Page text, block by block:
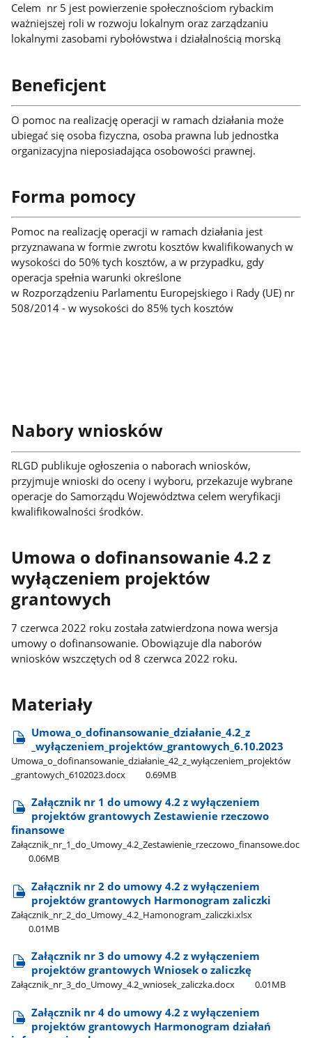
Celem nr 5 jest powierzenie społecznościom rybackim
ważniejszej roli w rozwoju lokalnym oraz zarządzaniu
lokalnymi zasobami rybołówstwa i działalnością morską
Beneficjent
O pomoc na realizację operacji w ramach działania może
ubiegać się osoba fizyczna, osoba prawna lub jednostka
organizacyjna nieposiadająca osobowości prawnej.
Forma pomocy
Pomoc na realizację operacji w ramach działania jest
przyznawana w formie zwrotu kosztów kwalifikowanych w
wysokości do 50% tych kosztów, a w przypadku, gdy
operacja spełnia warunki określone
w Rozporządzeniu Parlamentu Europejskiego i Rady (UE) nr
508/2014 - w wysokości do 85% tych kosztów
Nabory wniosków
RLGD publikuje ogłoszenia o naborach wniosków,
przyjmuje wnioski do oceny i wyboru, przekazuje wybrane
operacje do Samorządu Województwa celem weryfikacji
kwalifikowalności środków.
Umowa o dofinansowanie 4.2 z
wyłączeniem projektów
grantowych
7 czerwca 2022 roku została zatwierdzona nowa wersja
umowy o dofinansowanie. Obowiązuje dla naborów
wniosków wszczętych od 8 czerwca 2022 roku.
Materiały
Umowa​_o​_dofinansowanie​_działanie​_4.2​_z​
_wyłączeniem​_projektów​_grantowych​_6.10.2023
Umowa​_o​_dofinansowanie​_działanie​_42​_z​_wyłączeniem​_projektów​
_grantowych​_6102023.docx
0.69MB
Załącznik nr 1 do umowy 4.2 z wyłączeniem
projektów grantowych Zestawienie rzeczowo
finansowe
Załącznik​_nr​_1​_do​_Umowy​_4.2​_Zestawienie​_rzeczowo​_finansowe.doc
0.06MB
Załącznik nr 2 do umowy 4.2 z wyłączeniem
projektów grantowych Harmonogram zaliczki
Załącznik​_nr​_2​_do​_Umowy​_4.2​_Hamonogram​_zaliczki.xlsx
0.01MB
Załącznik nr 3 do umowy 4.2 z wyłączeniem
projektów grantowych Wniosek o zaliczkę
Załącznik​_nr​_3​_do​_Umowy​_4.2​_wniosek​_zaliczka.docx 0.01MB
Załącznik nr 4 do umowy 4.2 z wyłączeniem
projektów grantowych Harmonogram działań